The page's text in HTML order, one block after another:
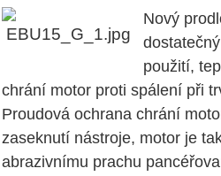
Nový
použití,
chrání motor proti spálení při
Proudová ochrana chrání
zaseknutí nástroje, motor je
abrazivnímu prachu